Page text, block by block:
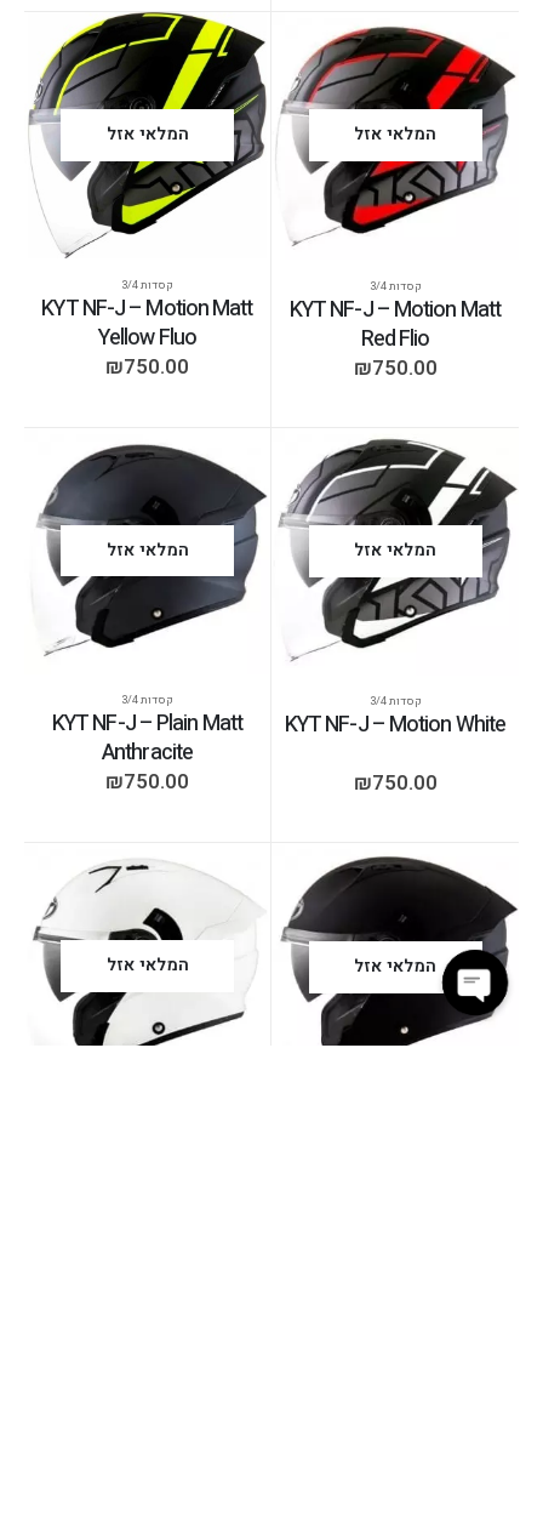
המלאי אזל
קסדות 3/4
KYT NF-J – Motion Matt
Red Flio
₪750.00
המלאי אזל
קסדות 3/4
KYT NF-J – Motion Matt
Yellow Fluo
₪750.00
המלאי אזל
קסדות 3/4
KYT NF-J – Motion White
₪750.00
המלאי אזל
קסדות 3/4
KYT NF-J – Plain Matt
Anthracite
₪750.00
המלאי אזל המלאי אזל
Open